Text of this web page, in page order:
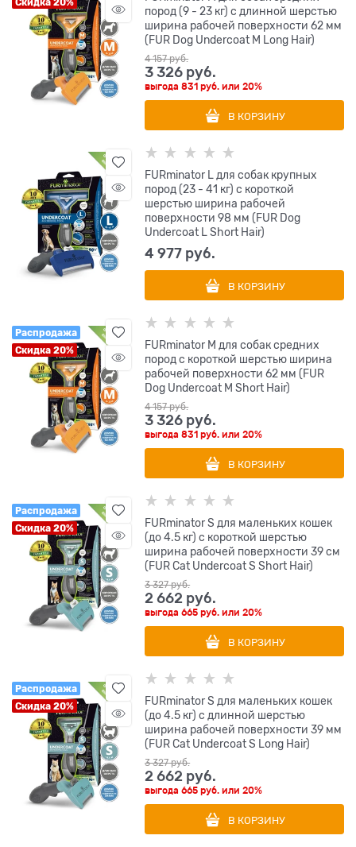
пород (9 - 23 кг) с длинной шерстью
ширина рабочей поверхности 62 мм
(FUR Dog Undercoat M Long Hair)
4 157 руб.
3 326 руб.
выгода831 руб. или20%
В КОРЗИНУ
FURminator L для собак крупных
пород (23 - 41 кг) с короткой
шерстью ширина рабочей
поверхности 98 мм (FUR Dog
Undercoat L Short Hair)
4 977 руб.
В КОРЗИНУ
Распродажа
Скидка 20%
FURminator M для собак средних
пород с короткой шерстью ширина
рабочей поверхности 62 мм (FUR
Dog Undercoat M Short Hair)
4 157 руб.
3 326 руб.
выгода831 руб. или20%
В КОРЗИНУ
Распродажа
Скидка 20%
FURminator S для маленьких кошек
(до 4.5 кг) с короткой шерстью
ширина рабочей поверхности 39 см
(FUR Cat Undercoat S Short Hair)
3 327 руб.
2 662 руб.
выгода665 руб. или20%
В КОРЗИНУ
Распродажа
Скидка 20%
FURminator S для маленьких кошек
(до 4.5 кг) с длинной шерстью
ширина рабочей поверхности 39 мм
(FUR Cat Undercoat S Long Hair)
3 327 руб.
2 662 руб.
выгода665 руб. или20%
В КОРЗИНУ